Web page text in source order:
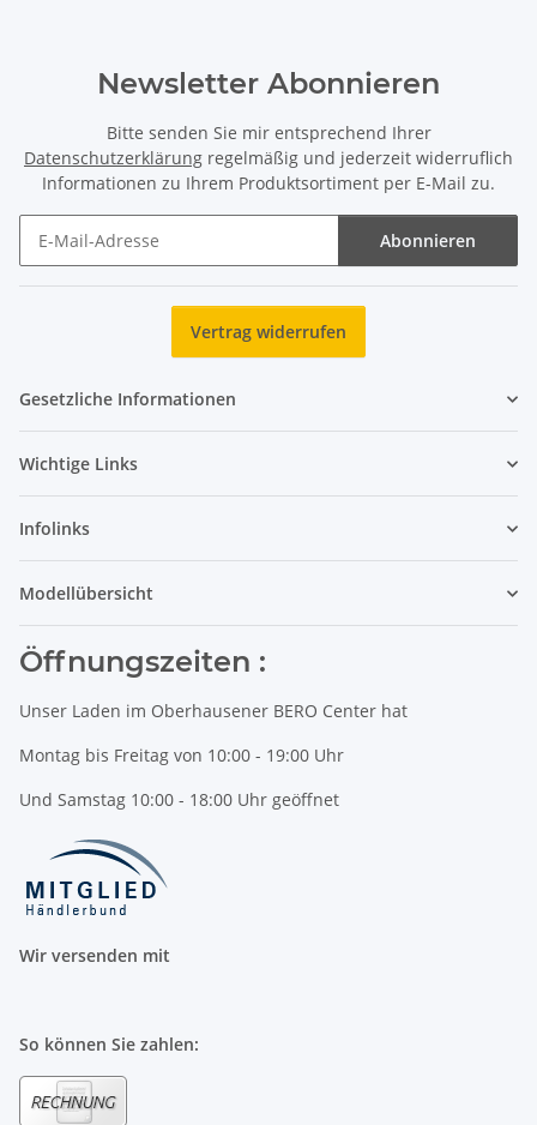
Newsletter Abonnieren
Bitte senden Sie mir entsprechend Ihrer
Datenschutzerklärung regelmäßig und jederzeit widerruflich
Informationen zu Ihrem Produktsortiment per E-Mail zu.
Abonnieren
Vertrag widerrufen
Gesetzliche Informationen
Wichtige Links
Infolinks
Modellübersicht
Öffnungszeiten :
Unser Laden im Oberhausener BERO Center hat
Montag bis Freitag von 10:00 - 19:00 Uhr
Und Samstag 10:00 - 18:00 Uhr geöffnet
Wir versenden mit
So können Sie zahlen: